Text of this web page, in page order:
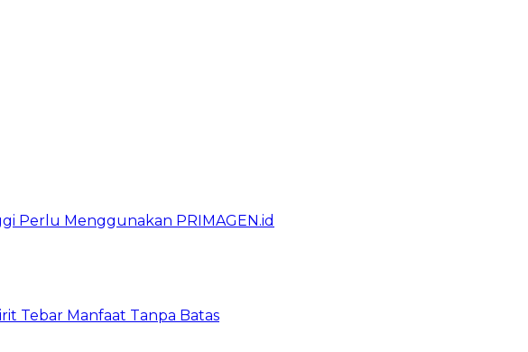
Perlu Menggunakan PRIMAGEN.id
Tebar Manfaat Tanpa Batas